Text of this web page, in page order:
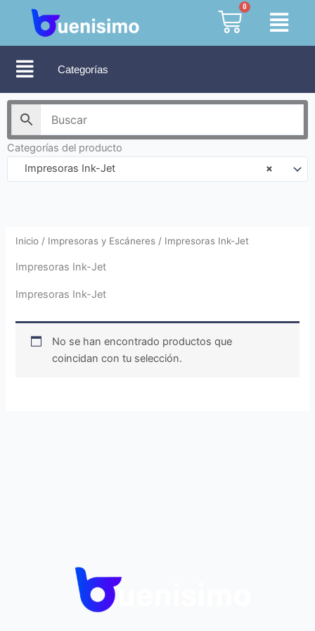
contenido
0
Cart
Categorías
Categorías del producto
×
Impresoras Ink-Jet
Inicio / Impresoras y Escáneres / Impresoras Ink-Jet
Impresoras Ink-Jet
Impresoras Ink-Jet
No se han encontrado productos que
coincidan con tu selección.